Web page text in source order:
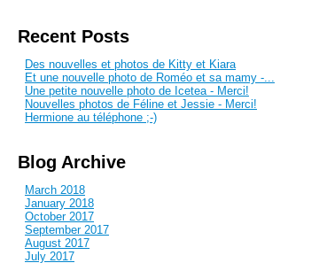
Recent Posts
Des nouvelles et photos de Kitty et Kiara
Et une nouvelle photo de Roméo et sa mamy -...
Une petite nouvelle photo de Icetea - Merci!
Nouvelles photos de Féline et Jessie - Merci!
Hermione au téléphone ;-)
Blog Archive
March 2018
January 2018
October 2017
September 2017
August 2017
July 2017